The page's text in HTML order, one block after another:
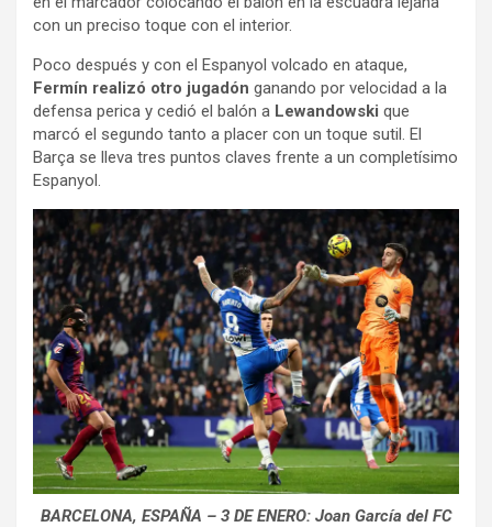
con un preciso toque con el interior.
Poco después y con el Espanyol volcado en ataque,
Fermín realizó otro jugadón ganando por velocidad a la
defensa perica y cedió el balón a Lewandowski que
marcó el segundo tanto a placer con un toque sutil. El
Barça se lleva tres puntos claves frente a un completísimo
Espanyol.
BARCELONA, ESPAÑA – 3 DE ENERO: Joan García del FC